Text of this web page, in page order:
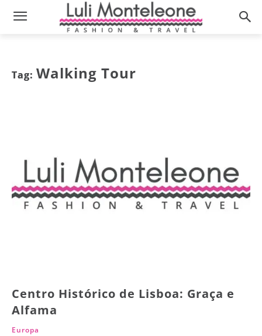
Tag: Walking Tour
Centro Histórico de Lisboa: Graça e
Alfama
Europa